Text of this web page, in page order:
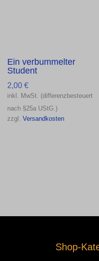
Ein verbummelter
Student
2,00€
inkl. MwSt. (differenzbesteuert
nach §25a UStG.)
zzgl.Versandkosten
Shop-